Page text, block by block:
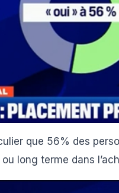
que 56% des
long terme dans